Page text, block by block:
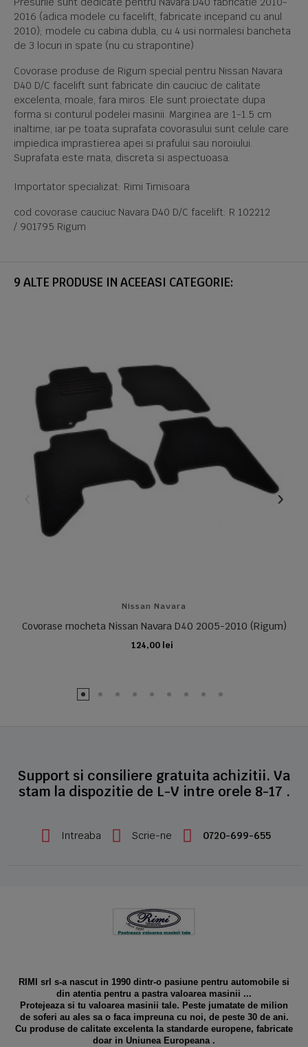
2016 (adica modele cu facelift, fabricate incepand cu anul
2010); modele cu cabina dubla, cu 4 usi normalesi bancheta
de 3 locuri in spate (nu cu strapontine)
Covorase produse de Rigum special pentru Nissan Navara
D40 D/C facelift sunt fabricate din cauciuc de calitate
excelenta, moale, fara miros. Ele sunt proiectate dupa
forma si conturul podelei masinii. Marginea are 1-1.5 cm
inaltime, iar pe toata suprafata covorasului sunt celule care
impiedica imprastierea apei si prafului sau noroiului.
Suprafata este mata, discreta si aspectuoasa.
Importator specializat: Rimi Timisoara
cod covorase cauciuc Navara D40 D/C facelift: R 102212
/ 901795 Rigum
9 ALTE PRODUSE IN ACEEASI CATEGORIE:
Nissan Navara
Covorase mocheta Nissan Navara D40 2005-2010 (Rigum)
124,00 lei
ADAUGA IN COS
Support si consiliere gratuita achizitii. Va
stam la dispozitie de L-V intre orele 8-17 .
Intreaba Scrie-ne 0720-699-655
RIMI srl s-a nascut in 1990 dintr-o pasiune pentru automobile si
din atentia pentru a pastra valoarea masinii ...
Protejeaza si tu valoarea masinii tale. Peste jumatate de milion
de soferi au ales sa o faca impreuna cu noi, de peste 30 de ani.
Cu produse de calitate excelenta la standarde europene, fabricate
doar in Uniunea Europeana .